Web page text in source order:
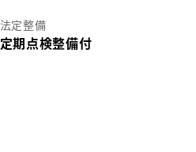
法定整備
定期点検整備付